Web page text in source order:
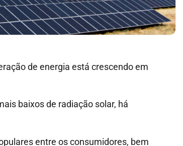
de energia está crescendo em
baixos de radiação solar, há
entre os consumidores, bem